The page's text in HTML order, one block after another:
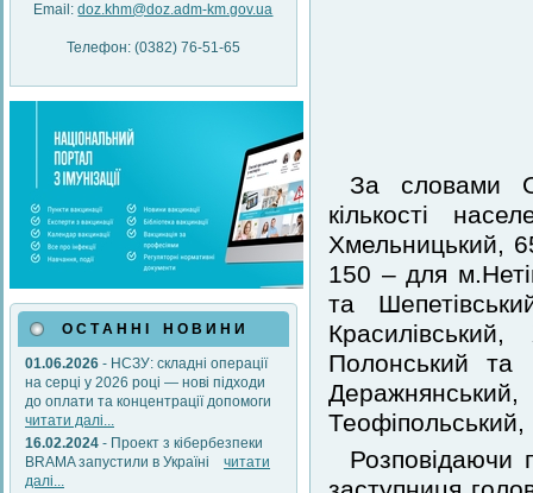
Email:doz.khm@doz.adm-km.gov.ua
Телефон: (0382) 76-51-65
О С Т А Н Н І Н О В И Н И
01.06.2026 - НСЗУ: складні операції
на серці у 2026 році — нові підходи
до оплати та концентрації допомоги
читати далі...
16.02.2024 - Проект з кібербезпеки
BRAMA запустили в Україні читати
далі...
За словами
кількості
Хмельницький,
150 – для
та
Полонський та
Розповідаючи